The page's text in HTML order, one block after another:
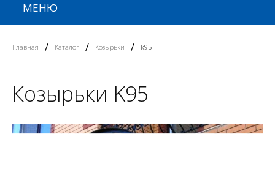
МЕНЮ
Главная / Каталог / Козырьки / k95
Козырьки K95